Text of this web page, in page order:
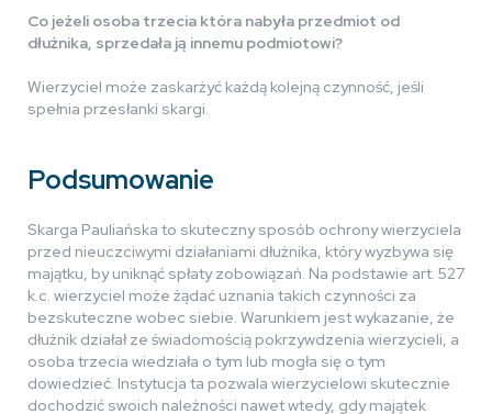
Co jeżeli osoba trzecia która nabyła przedmiot od
dłużnika, sprzedała ją innemu podmiotowi?
Wierzyciel może zaskarżyć każdą kolejną czynność, jeśli
spełnia przesłanki skargi.
Podsumowanie
Skarga Pauliańska to skuteczny sposób ochrony wierzyciela
przed nieuczciwymi działaniami dłużnika, który wyzbywa się
majątku, by uniknąć spłaty zobowiązań. Na podstawie art. 527
k.c. wierzyciel może żądać uznania takich czynności za
bezskuteczne wobec siebie. Warunkiem jest wykazanie, że
dłużnik działał ze świadomością pokrzywdzenia wierzycieli, a
osoba trzecia wiedziała o tym lub mogła się o tym
dowiedzieć. Instytucja ta pozwala wierzycielowi skutecznie
dochodzić swoich należności nawet wtedy, gdy majątek